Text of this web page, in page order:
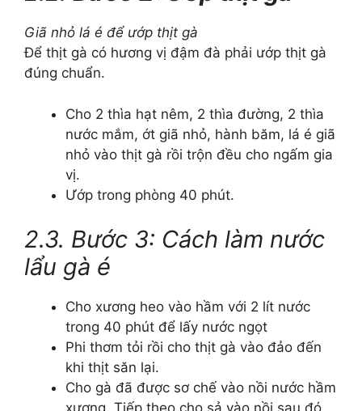
Giã nhỏ lá é để ướp thịt gà
Để thịt gà có hương vị đậm đà phải ướp thịt gà
đúng chuẩn.
Cho 2 thìa hạt nêm, 2 thìa đường, 2 thìa
nước mắm, ớt giã nhỏ, hành băm, lá é giã
nhỏ vào thịt gà rồi trộn đều cho ngấm gia
vị.
Ướp trong phòng 40 phút.
2.3. Bước 3: Cách làm nước
lẩu gà é
Cho xương heo vào hầm với 2 lít nước
trong 40 phút để lấy nước ngọt
Phi thơm tỏi rồi cho thịt gà vào đảo đến
khi thịt săn lại.
Cho gà đã được sơ chế vào nồi nước hầm
xương. Tiếp theo cho sả vào nồi sau đó